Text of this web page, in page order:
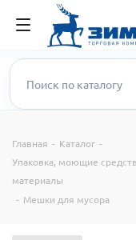
Главная - Каталог -
Упаковка, моющие
материалы
- Мешки для мусора